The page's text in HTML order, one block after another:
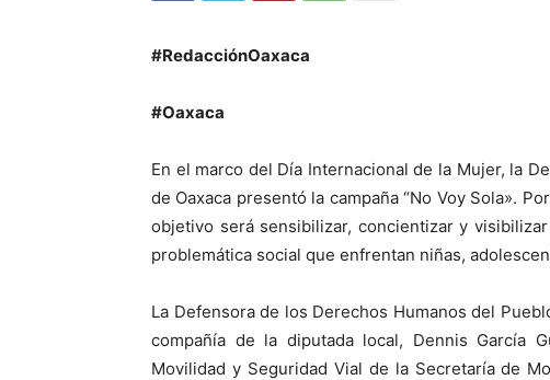
#RedacciónOaxaca
#Oaxaca
En el marco del Día Internacional de la Mujer, la
de Oaxaca presentó la campaña “No Voy Sola».
objetivo será sensibilizar, concientizar y
problemática social que enfrentan niñas,
La Defensora de los Derechos Humanos del
compañía de la diputada local, Dennis García
Movilidad y Seguridad Vial de la Secretaría de